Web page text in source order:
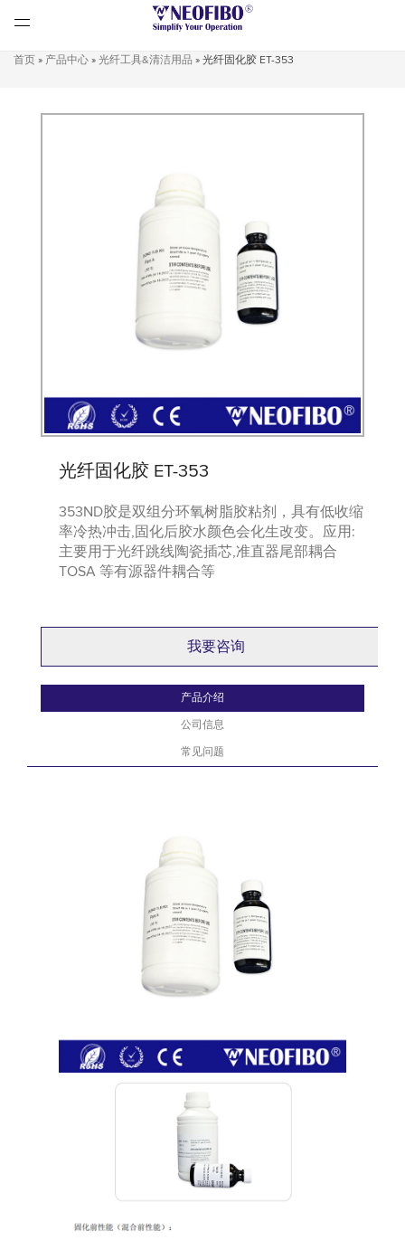
首页 » 产品中心 » 光纤工具&清洁用品 » 光纤固化胶 ET-353
光纤固化胶 ET-353
353ND胶是双组分环氧树脂胶粘剂，具有低收缩
率冷热冲击,固化后胶水颜色会化生改变。应用:
主要用于光纤跳线陶瓷插芯,准直器尾部耦合
TOSA 等有源器件耦合等
我要咨询
产品介绍
公司信息
常见问题